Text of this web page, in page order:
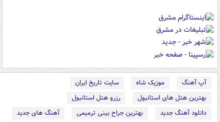
آپ آهنگ موزیک شاه
سایت تاریخ ایران
بهترین هتل های استانبول
رزرو هتل استانبول
دانلود آهنگ جدید
بهترین جراح بینی ترمیمی
آهنگ های جدید